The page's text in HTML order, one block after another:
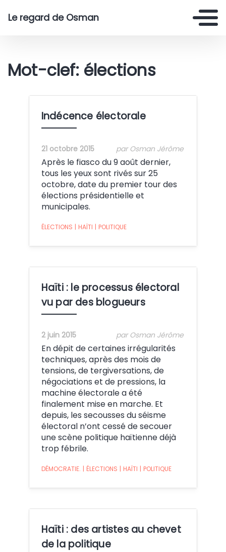
Le regard de Osman
Mot-clef: élections
Indécence électorale
21 octobre 2015 par Osman Jérôme
Après le fiasco du 9 août dernier,
tous les yeux sont rivés sur 25
octobre, date du premier tour des
élections présidentielle et
municipales.
ÉLECTIONS | HAÏTI | POLITIQUE
Haïti : le processus électoral
vu par des blogueurs
2 juin 2015 par Osman Jérôme
En dépit de certaines irrégularités
techniques, après des mois de
tensions, de tergiversations, de
négociations et de pressions, la
machine électorale a été
finalement mise en marche. Et
depuis, les secousses du séisme
électoral n’ont cessé de secouer
une scène politique haïtienne déjà
trop fébrile.
DÉMOCRATIE. | ÉLECTIONS | HAÏTI | POLITIQUE
Haïti : des artistes au chevet
de la politique